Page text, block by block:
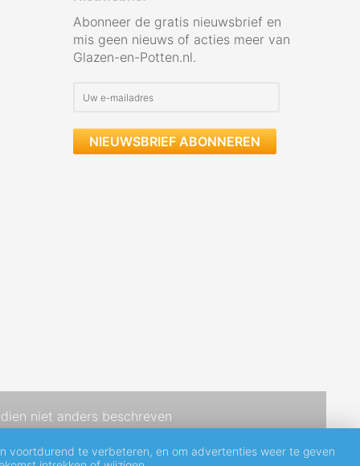
Abonneer de gratis nieuwsbrief en
mis geen nieuws of acties meer van
Glazen-en-Potten.nl.
NIEUWSBRIEF ABONNEREN
niet anders beschreven
voortdurend te verbeteren, en om advertenties weer te geven